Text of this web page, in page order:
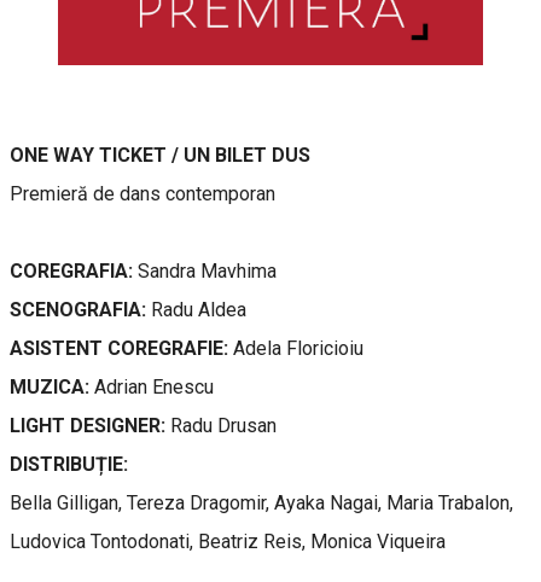
ONE WAY TICKET / UN BILET DUS
Premieră de dans contemporan
COREGRAFIA: Sandra Mavhima
SCENOGRAFIA: Radu Aldea
ASISTENT COREGRAFIE: Adela Floricioiu
MUZICA: Adrian Enescu
LIGHT DESIGNER: Radu Drusan
DISTRIBUȚIE:
Bella Gilligan, Tereza Dragomir, Ayaka Nagai, Maria Trabalon,
Ludovica Tontodonati, Beatriz Reis, Monica Viqueira